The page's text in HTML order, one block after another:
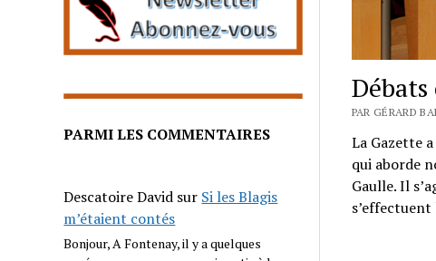
PARMI LES COMMENTAIRES
Descatoire David sur Si les Blagis
m’étaient contés
Bonjour, A Fontenay, il y a quelques
PAR GÉRARD
La Gazette
qui aborde
Gaulle. Il
s’effectuent